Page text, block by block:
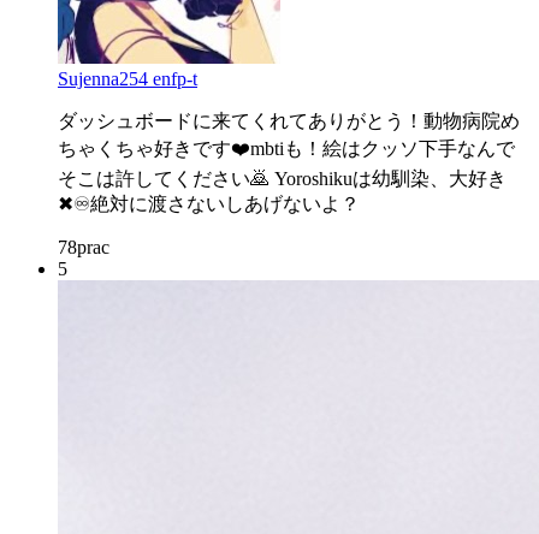
Sujenna254 enfp-t
ダッシュボードに来てくれてありがとう！動物病院め
ちゃくちゃ好きです❤️mbtiも！絵はクッソ下手なんで
そこは許してください🙇 Yoroshikuは幼馴染、大好き
✖︎♾️絶対に渡さないしあげないよ？
78prac
5